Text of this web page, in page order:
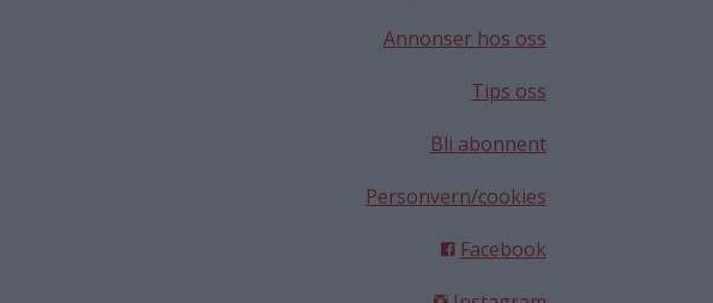
Annonser hos oss
Tips oss
Bli abonnent
Personvern/cookies
Facebook